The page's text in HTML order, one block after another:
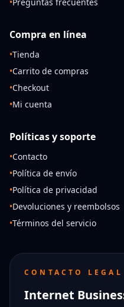
Compra en línea
•Tienda
•Carrito de compras
•Checkout
•Mi cuenta
Políticas y soporte
•Contacto
•Política de envío
•Política de privacidad
•Devoluciones y reembolsos
•Términos del servicio
CONTACTO LEGAL
Internet